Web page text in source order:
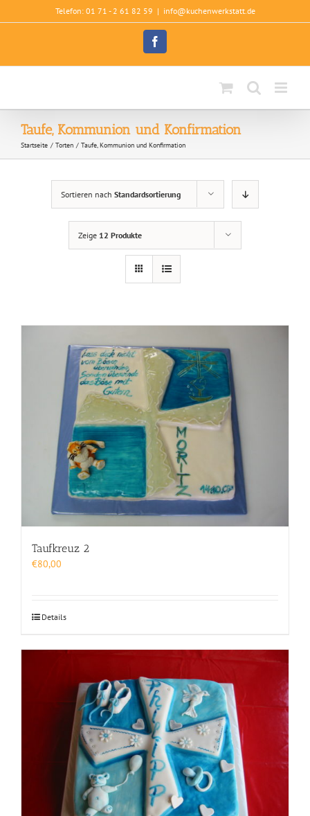
Inhalt
Telefon: 01 71 - 2 61 82 59 | info@kuchenwerkstatt.de
Facebook
Taufe, Kommunion und Konfirmation
Startseite Torten Taufe, Kommunion und Konfirmation
Sortieren nach Standardsortierung
Zeige 12 Produkte
Taufkreuz 2
€80,00
Details